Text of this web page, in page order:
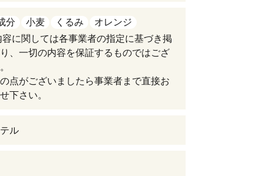
分 小麦 くるみ
オレンジ
に関しては各事業者の指定に基づき掲
、一切の内容を保証するものではござ
点がございましたら事業者まで直接お
下さい。
ル